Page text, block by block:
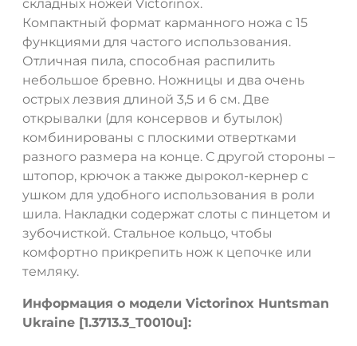
складных ножей Victorinox.
Компактный формат карманного ножа с 15
функциями для частого использования.
Отличная пила, способная распилить
небольшое бревно. Ножницы и два очень
острых лезвия длиной 3,5 и 6 см. Две
открывалки (для консервов и бутылок)
комбинированы с плоскими отвертками
разного размера на конце. С другой стороны –
штопор, крючок а также дырокол-кернер с
ушком для удобного использования в роли
шила. Накладки содержат слоты с пинцетом и
зубочисткой. Стальное кольцо, чтобы
комфортно прикрепить нож к цепочке или
темляку.
Информация о модели Victorinox Huntsman
Ukraine [1.3713.3_T0010u]:
ДА НЕТ